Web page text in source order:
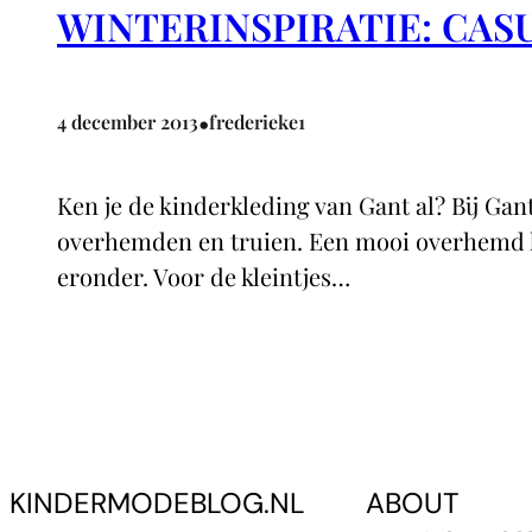
WINTERINSPIRATIE:
4 december 2013•frederieke1
Ken je de kinderkleding van Gant al? Bij
overhemden en truien. Een mooi
eronder. Voor de kleintjes…
KINDERMODEBLOG.NL ABOUT